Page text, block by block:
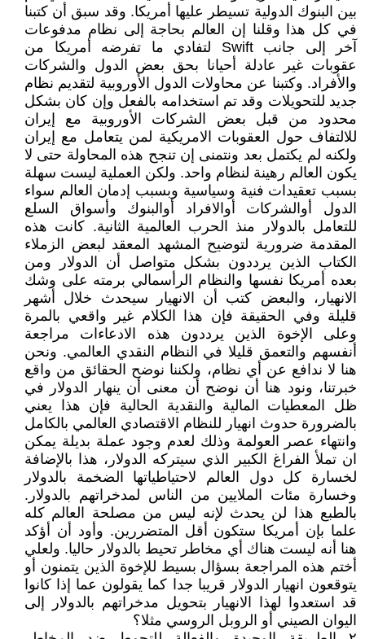
بين البنوك الدولية تسيطر عليها أمريكا. وقد سبق أن كتبنا
في كل هذا وقلنا إن العالم بحاجة إلى نظام مدفوعات
آخر إلى جانب Swift لتفادي ما تفرضه أمريكا من
عقوبات غير عادلة أحيانا بحق بعض الدول والشركات
والأفراد. وكتبنا عن محاولات الدول الأوروبية لتقديم نظام
جديد للتحويلات وقد تم استخدامه بالفعل وإن كان بشكل
محدود من قبل بعض الشركات الأوروبية مع إيران
للالتفاف حول العقوبات الامريكية لمن يتعامل مع إيران
ولكنه لم يكتمل بعد ونتمنى إن تنجح هذه المحاولة حتى لا
يكون العالم رهينة لنظام واحد. ولكن العملية ليست سهلة
بسبب تعقيدات فنية وسياسية وبسبب إدمان العالم سواء
الدول أوالشركات أوالافراد أوالبنوك وأسواق السلع
للتعامل بالدولار منذ الحرب العالمية الثانية. كانت هذه
المقدمة ضرورية لتوضيح المشهد المعقد لبعض الزملاء
الكتاب الذين يرددون بشكل متواصل أن الدولار ومن
بعده أمريكا نفسها والنظام الرأسمالي برمته على وشك
الانهيار، والبعض كتب أن الانهيار سيحدث خلال أشهر
قليلة وفي الحقيقة فإن هذا الكلام غير واقعي بالمرة
وعلى الإخوة الذين يرددون هذه الادعاءات مراجعة
أنفسهم والتعمق قليلا في النظام النقدي العالمي. ونحن
هنا لا ندافع عن أي نظام، ولكننا نوضح الحقائق من واقع
خبرتنا، ونود هنا أن نوضح أن معنى أن ينهار الدولار في
ظل المعطيات المالية والنقدية الحالية فإن هذا يعني
بالضرورة حدوث انهيار للنظام الاقتصادي العالمي بالكامل
وانتهاء عصر العولمة وذلك لعدم وجود عملة بديلة يمكن
ان تملأ الفراغ الكبير الذي سيتركه الدولار، هذا بالإضافة
لخسارة كل دول العالم لاحتياطياتها الضخمة بالدولار
وخسارة مئات الملايين من الناس لمدخراتهم بالدولار.
بالطبع هذا لن يحدث لإنه ليس من مصلحة العالم كله
علما بإن أمريكا ستكون أقل المتضررين. وأود أن أؤكد
هنا أنه ليست هناك أي مخاطر تحيط بالدولار حاليا. ولعلي
أختم هذه المراجعة بسؤال بسيط للإخوة الذين يتمنون أو
يتوقعون انهيار الدولار قريبا جدا كما يقولون عما إذا كانوا
قد استعدوا لهذا الانهيار بتحويل مدخراتهم بالدولار إلى
اليوان الصيني أو الروبل الروسي مثلا؟